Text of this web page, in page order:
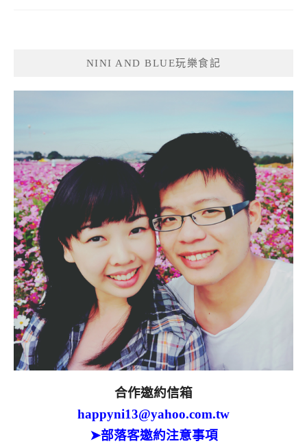
NINI AND BLUE玩樂食記
合作邀約信箱
happyni13@yahoo.com.tw
➤部落客邀約注意事項